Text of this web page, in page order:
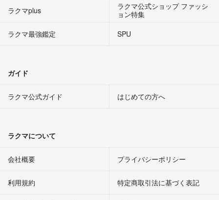
ラクマplus
ラクマ公式ショップ ファッシ
ョン特集
ラクマ最強鑑定
SPU
ガイド
ラクマ公式ガイド はじめての方へ
ラクマについて
会社概要 プライバシーポリシー
利用規約 特定商取引法に基づく表記